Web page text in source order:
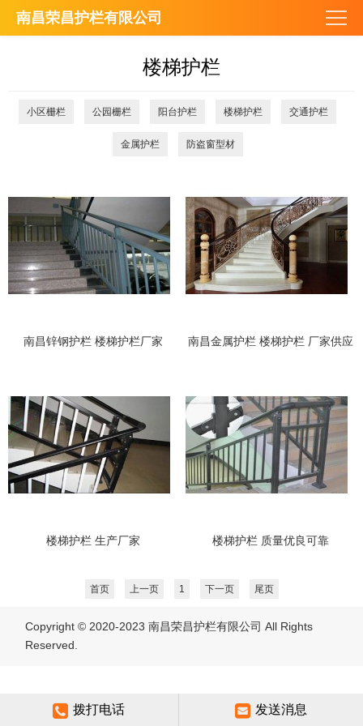
南昌荣昌护栏有限公司
楼梯护栏
小区栅栏 公园栅栏 阳台护栏 楼梯护栏 交通护栏
金属护栏 防盗窗型材
南昌锌钢护栏 楼梯护栏厂家 南昌金属护栏 楼梯护栏 厂家供应
楼梯护栏 生产厂家 楼梯护栏 质量优良可靠
首页 上一页 1 下一页 尾页
Copyright © 2020-2023南昌荣昌护栏有限公司 All Rights
Reserved.
拨打电话 发送消息